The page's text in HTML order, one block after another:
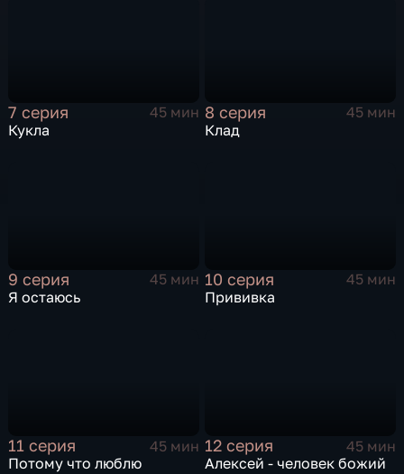
7 серия
45 мин
Кукла
8 серия
45 мин
Клад
9 серия
45 мин
Я остаюсь
10 серия
45 мин
Прививка
11 серия
45 мин
Потому что люблю
12 серия
45 мин
Алексей - человек божий